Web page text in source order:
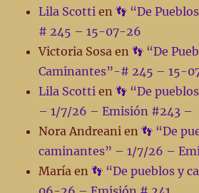
Lila Scotti en👣 “De
# 245 – 15-07-26
Victoria Sosa en👣 “De
Caminantes”-# 245 – 15-
Lila Scotti en👣 “De
– 1/7/26 – Emisión #243 –
Nora Andreani en👣 “De
caminantes” – 1/7/26 –
María en👣 “De pueblos y